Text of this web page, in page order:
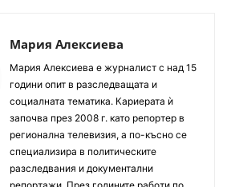
Мария Алексиева
Мария Алексиева е журналист с над 15
години опит в разследващата и
социалната тематика. Кариерата ѝ
започва през 2008 г. като репортер в
регионална телевизия, а по-късно се
специализира в политическите
разследвания и документални